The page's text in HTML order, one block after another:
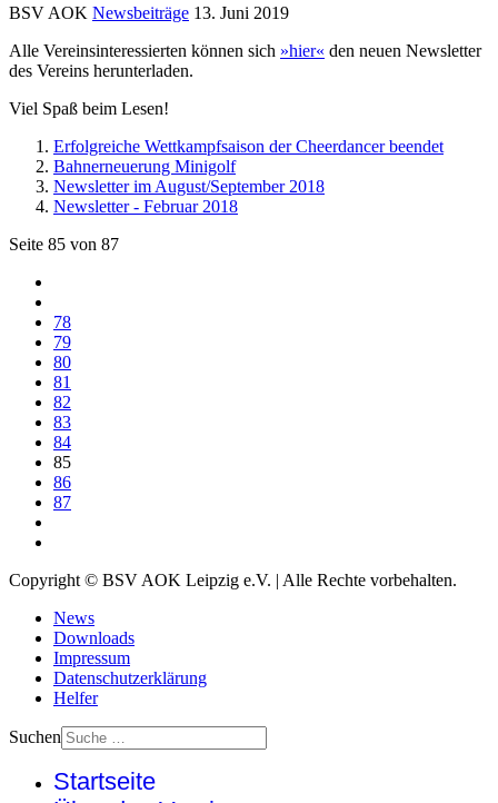
BSV AOK Newsbeiträge 13. Juni 2019
Alle Vereinsinteressierten können sich »hier« den neuen Newsletter
des Vereins herunterladen.
Viel Spaß beim Lesen!
Erfolgreiche Wettkampfsaison der Cheerdancer beendet
Bahnerneuerung Minigolf
Newsletter im August/September 2018
Newsletter - Februar 2018
Seite 85 von 87
78
79
80
81
82
83
84
85
86
87
Copyright © BSV AOK Leipzig e.V. | Alle Rechte vorbehalten.
News
Downloads
Impressum
Datenschutzerklärung
Helfer
Suchen
Startseite